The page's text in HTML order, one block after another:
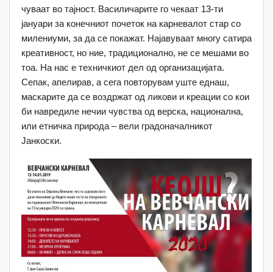
чуваат во тајност. Василичарите го чекаат 13-ти
јануари за конечниот почеток на карневалот стар со
милениуми, за да се покажат. Најавуваат многу сатира
креативност, но ние, традиционално, не се мешами во
тоа. На нас е техничкиот дел од организацијата.
Сепак, апелирав, а сега повторувам уште еднаш,
маскарите да се воздржат од ликови и креации со кои
би навредиле нечии чувства од верска, национална,
или етничка природа – вели градоначалникот
Јанкоски.